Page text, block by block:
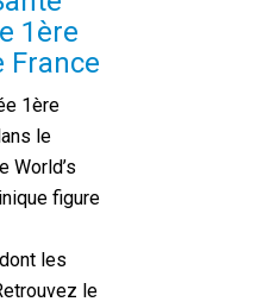
1ère
France
1ère
le
World’s
figure
les
le